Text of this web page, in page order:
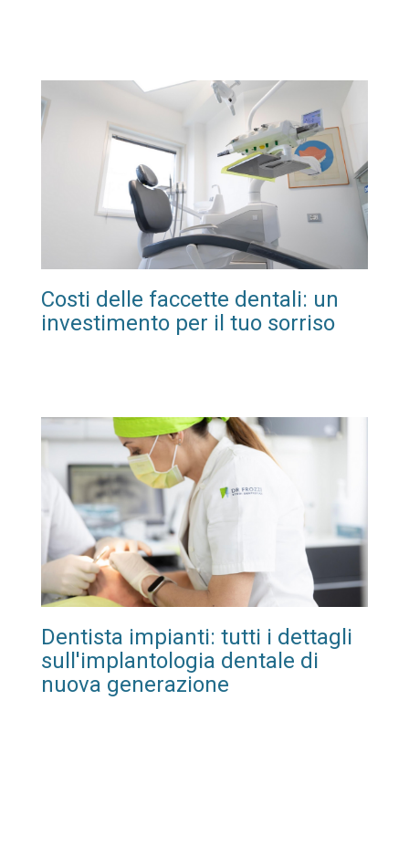
Costi delle faccette dentali: un
investimento per il tuo sorriso
Dentista impianti: tutti i dettagli
sull'implantologia dentale di
nuova generazione